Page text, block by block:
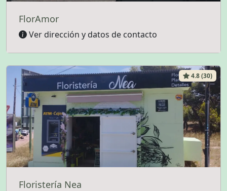
FlorAmor
Ver dirección y datos de contacto
4.8 (30)
Floristería Nea